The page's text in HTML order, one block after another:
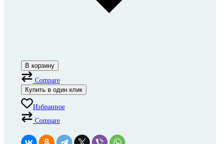
В корзину
Compare
Купить в один клик
Избранное
Compare